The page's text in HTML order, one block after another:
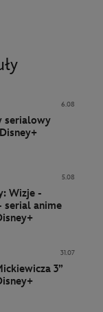
6.08
serialowy
5.08
Wizje -
31.07
3”